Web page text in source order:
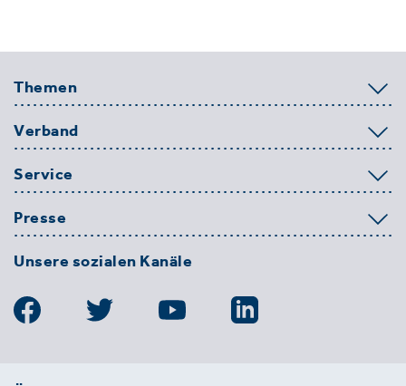
Themen
Verband
Service
Presse
Unsere sozialen Kanäle